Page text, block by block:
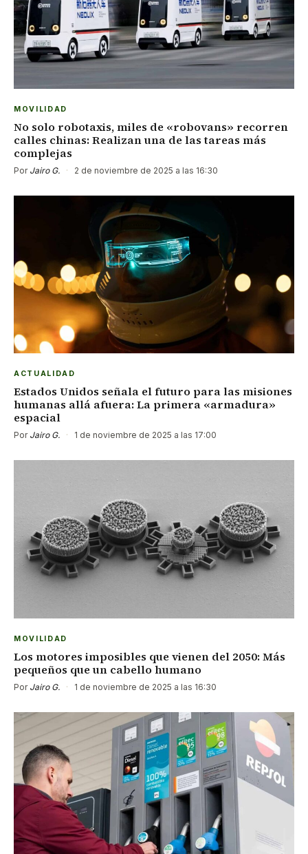
MOVILIDAD
No solo robotaxis, miles de «robovans» recorren
calles chinas: Realizan una de las tareas más
complejas
Por Jairo G. · 2 de noviembre de 2025 a las 16:30
ACTUALIDAD
Estados Unidos señala el futuro para las misiones
humanas allá afuera: La primera «armadura»
espacial
Por Jairo G. · 1 de noviembre de 2025 a las 17:00
MOVILIDAD
Los motores imposibles que vienen del 2050: Más
pequeños que un cabello humano
Por Jairo G. · 1 de noviembre de 2025 a las 16:30